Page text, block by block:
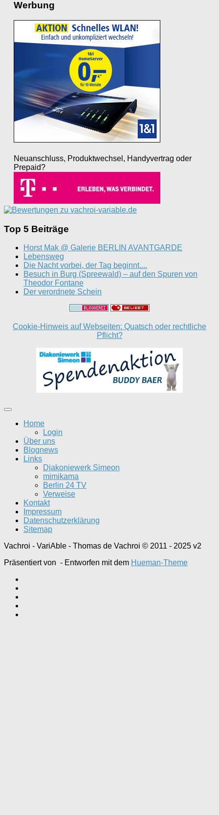
Werbung
Neuanschluss, Produktwechsel, Handyvertrag oder
Prepaid?
Top 5 Beiträge
Horst Mak @ Galerie BERLIN AVANTGARDE
Lebensweg
Die Nacht vorbei, der Tag beginnt....
Besuch in Burg (Spreewald) – auf den Spuren von
Theodor Fontane
Der verordnete Schein
Cookie-Hinweis auf Webseiten: Quatsch oder rechtliche
Pflicht?
Home
Login
Über uns
Blognews
Links
Diakoniewerk Simeon
mimikama
Berlin 24 TV
Verweise
Kontakt
Impressum
Datenschutzerklärung
Sitemap
Vachroi - VariAble - Thomas de Vachroi © 2011 - 2025 v2
Präsentiert von - Entworfen mit dem Hueman-Theme